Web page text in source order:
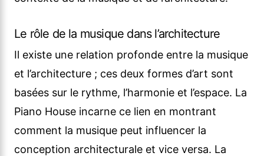
Le rôle de la musique dans l’architecture
Il existe une relation profonde entre la musique
et l’architecture ; ces deux formes d’art sont
basées sur le rythme, l’harmonie et l’espace. La
Piano House incarne ce lien en montrant
comment la musique peut influencer la
conception architecturale et vice versa. La